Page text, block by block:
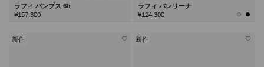
ラフィ パンプス 65
¥157,300
ラフィ バレリーナ
¥124,300
新作 新作